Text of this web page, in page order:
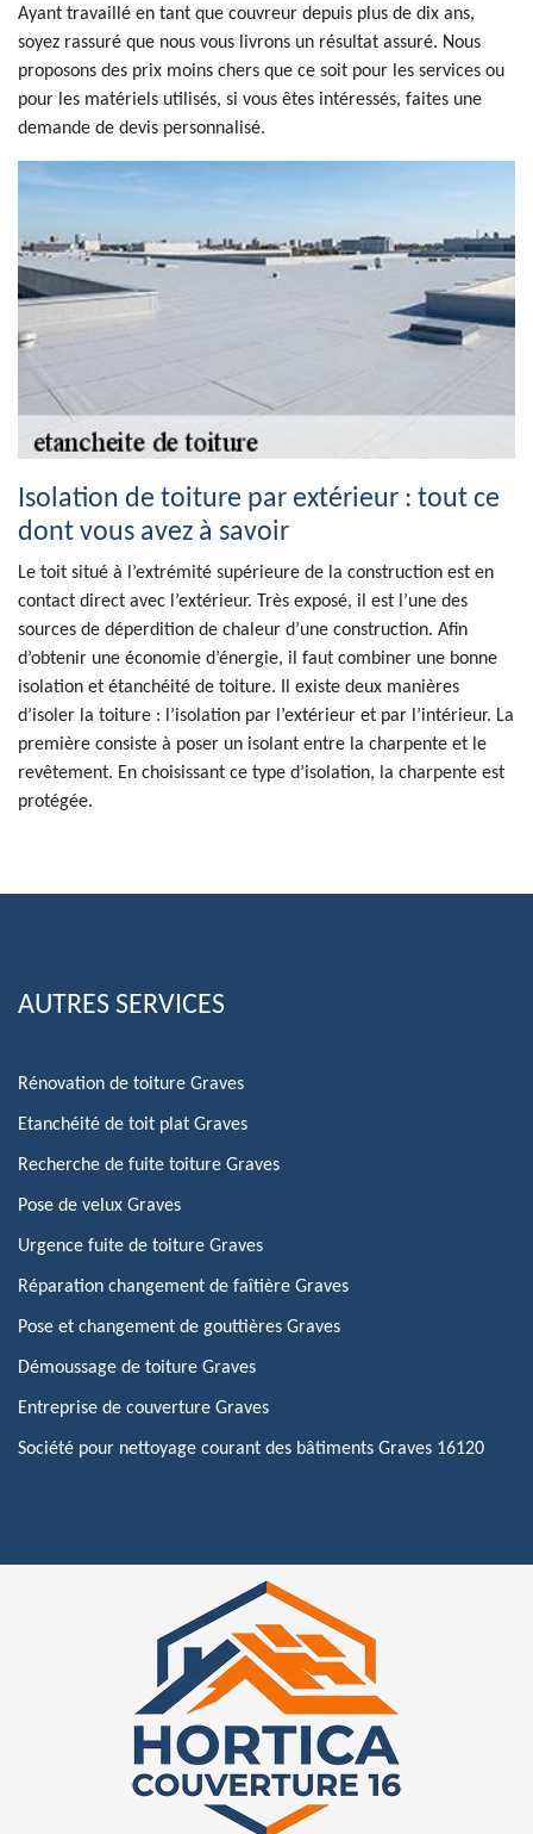
Ayant travaillé en tant que couvreur depuis plus de dix ans,
soyez rassuré que nous vous livrons un résultat assuré. Nous
proposons des prix moins chers que ce soit pour les services ou
pour les matériels utilisés, si vous êtes intéressés, faites une
demande de devis personnalisé.
Isolation de toiture par extérieur : tout ce
dont vous avez à savoir
Le toit situé à l’extrémité supérieure de la construction est en
contact direct avec l’extérieur. Très exposé, il est l’une des
sources de déperdition de chaleur d’une construction. Afin
d’obtenir une économie d’énergie, il faut combiner une bonne
isolation et étanchéité de toiture. Il existe deux manières
d’isoler la toiture : l’isolation par l’extérieur et par l’intérieur. La
première consiste à poser un isolant entre la charpente et le
revêtement. En choisissant ce type d’isolation, la charpente est
protégée.
AUTRES SERVICES
Rénovation de toiture Graves
Etanchéité de toit plat Graves
Recherche de fuite toiture Graves
Pose de velux Graves
Urgence fuite de toiture Graves
Réparation changement de faîtière Graves
Pose et changement de gouttières Graves
Démoussage de toiture Graves
Entreprise de couverture Graves
Société pour nettoyage courant des bâtiments Graves 16120